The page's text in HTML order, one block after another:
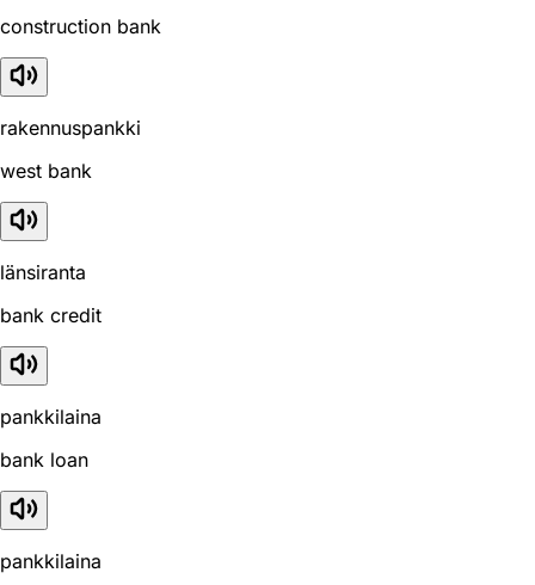
construction bank
rakennuspankki
west bank
länsiranta
bank credit
pankkilaina
bank loan
pankkilaina